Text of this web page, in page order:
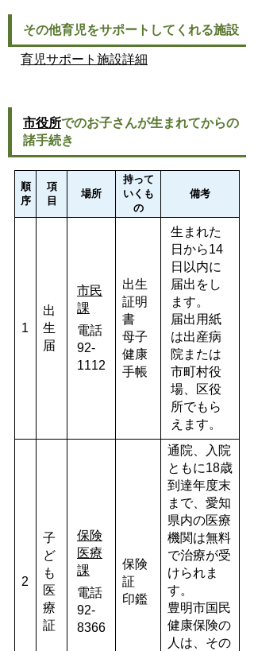
その他育児をサポートしてくれる施設
育児サポート施設詳細
市役所でのお子さんが生まれてからの
諸手続き
順
序
項
目
場所
持って
いくも
の
備考
1
出
生
届
市民
課
電話
92-
1112
出生
証明
書
母子
健康
手帳
生まれた
日から14
日以内に
届出をし
ます。
届出用紙
は出産病
院または
市町村役
場、区役
所でもら
えます。
2
子
ど
も
医
療
証
保険
医療
課
電話
92-
8366
保険
証
印鑑
通院、入院
ともに18歳
到達年度末
まで、愛知
県内の医療
機関は無料
で治療が受
けられま
す。
豊明市国民
健康保険の
人は、その